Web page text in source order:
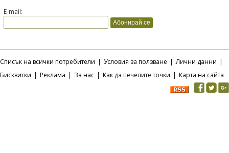
E-mail:
Списък на всички потребители | Условия за ползване | Лични данни |
Бисквитки | Реклама | За нас | Как да печелите точки | Карта на сайта